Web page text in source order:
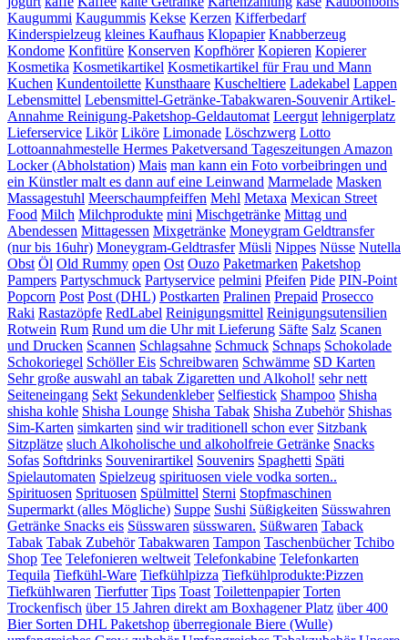
Kaugummi Kaugummis Kekse Kerzen Kifferbedarf
Kinderspielzeug kleines Kaufhaus Klopapier Knabberzeug
Kondome Konfitüre Konserven Kopfhörer Kopieren Kopierer
Kosmetika Kosmetikartikel Kosmetikartikel für Frau und Mann
Kuchen Kundentoilette Kunsthaare Kuscheltiere Ladekabel Lappen
Lebensmittel Lebensmittel-Getränke-Tabakwaren-Souvenir Artikel-
Annahme Reinigung-Paketshop-Geldautomat Leergut lehnigerplatz
Lieferservice Likör Liköre Limonade Löschzwerg Lotto
Lottoannahmestelle Hermes Paketversand Tageszeitungen Amazon
Locker (Abholstation) Mais man kann ein Foto vorbeibringen und
ein Künstler malt es dann auf eine Leinwand Marmelade Masken
Massagestuhl Meerschaumpfeiffen Mehl Metaxa Mexican Street
Food Milch Milchprodukte mini Mischgetränke Mittag und
Abendessen Mittagessen Mixgetränke Moneygram Geldtransfer
(nur bis 16uhr) Moneygram-Geldtrasfer Müsli Nippes Nüsse Nutella
Obst Öl Old Rummy open Ost Ouzo Paketmarken Paketshop
Pampers Partyschmuck Partyservice pelmini Pfeifen Pide PIN-Point
Popcorn Post Post (DHL) Postkarten Pralinen Prepaid Prosecco
Raki Rastazöpfe RedLabel Reinigungsmittel Reinigungsutensilien
Rotwein Rum Rund um die Uhr mit Lieferung Säfte Salz Scanen
und Drucken Scannen Schlagsahne Schmuck Schnaps Schokolade
Schokoriegel Schöller Eis Schreibwaren Schwämme SD Karten
Sehr große auswahl an tabak Zigaretten und Alkohol! sehr nett
Seiteneingang Sekt Sekundenkleber Selfiestick Shampoo Shisha
shisha kohle Shisha Lounge Shisha Tabak Shisha Zubehör Shishas
Sim-Karten simkarten sind wir traditionell schon ever Sitzbank
Sitzplätze sluch Alkoholische und alkoholfreie Getränke Snacks
Sofas Softdrinks Souvenirartikel Souvenirs Spaghetti Späti
Spielautomaten Spielzeug spirituosen viele vodka sorten..
Spirituosen Sprituosen Spülmittel Sterni Stopfmaschinen
Supermarkt (alles Mögliche) Suppe Sushi Süßigkeiten Süsswahren
Getränke Snacks eis Süsswaren süsswaren. Süßwaren Taback
Tabak Tabak Zubehör Tabakwaren Tampon Taschenbücher Tchibo
Shop Tee Telefonieren weltweit Telefonkabine Telefonkarten
Tequila Tiefkühl-Ware Tiefkühlpizza Tiefkühlprodukte:Pizzen
Tiefkühlwaren Tierfutter Tips Toast Toilettenpapier Torten
Trockenfisch über 15 Jahren direkt am Boxhagener Platz über 400
Bier Sorten DHL Paketshop überregionale Biere (Wulle)